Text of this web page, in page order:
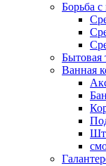
Борьба
Бытовая
Ванная